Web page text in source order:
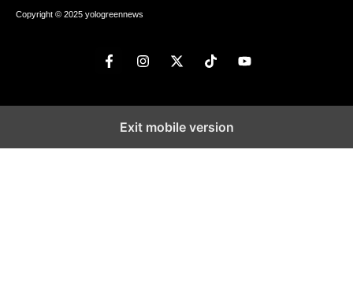
Copyright © 2025 yologreennews
Exit mobile version